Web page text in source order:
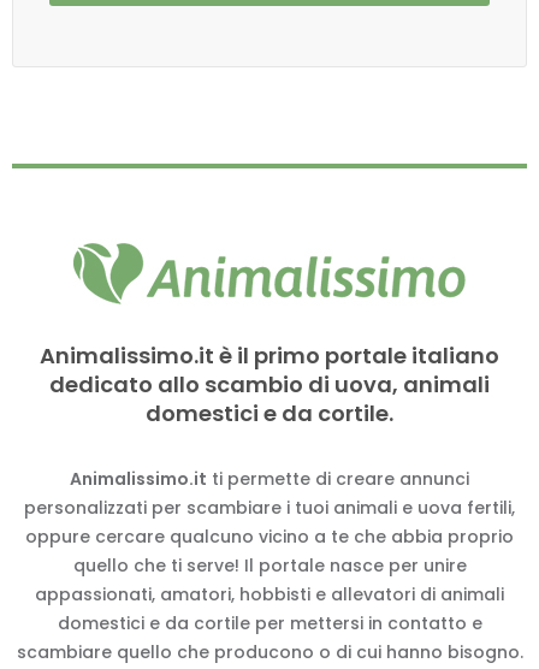
Animalissimo.it è il primo portale italiano
dedicato allo scambio di uova, animali
domestici e da cortile.
Animalissimo.it ti permette di creare annunci
personalizzati per scambiare i tuoi animali e uova fertili,
oppure cercare qualcuno vicino a te che abbia proprio
quello che ti serve! Il portale nasce per unire
appassionati, amatori, hobbisti e allevatori di animali
domestici e da cortile per mettersi in contatto e
scambiare quello che producono o di cui hanno bisogno.